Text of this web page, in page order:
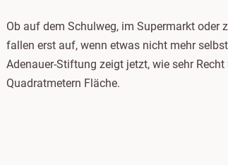
Ob auf dem Schulweg, im Supermarkt oder
fallen erst auf, wenn etwas nicht mehr
Adenauer-Stiftung zeigt jetzt, wie sehr
Quadratmetern Fläche.